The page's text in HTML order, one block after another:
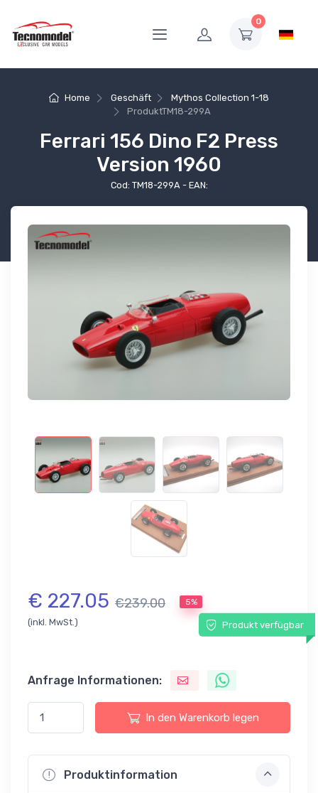
0
Home Geschäft
Mythos Collection 1-18
ProduktTM18-299A
Ferrari 156 Dino F2 Press
Version 1960
Cod: TM18-299A - EAN:
€ 227.05 €239.00 5%
(inkl. MwSt.) Produkt verfügbar
Anfrage Informationen:
In den Warenkorb legen
Produktinformation